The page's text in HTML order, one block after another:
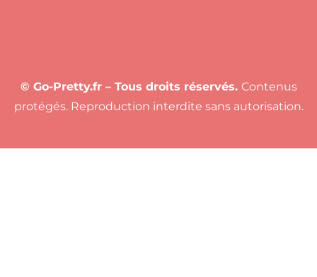
© Go-Pretty.fr – Tous droits réservés. Contenus
protégés. Reproduction interdite sans autorisation.